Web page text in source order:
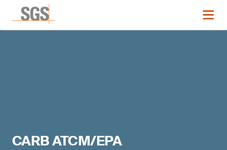
CARB ATCM/EPA